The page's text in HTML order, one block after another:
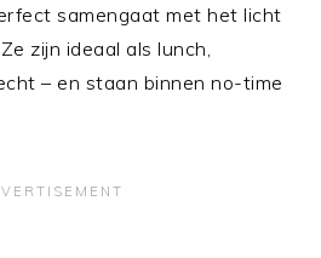
samengaat met het licht
zijn ideaal als lunch,
– en staan binnen no-time